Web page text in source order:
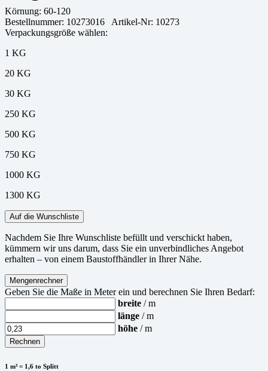
Körnung: 60-120
Bestellnummer: 10273016
Artikel-Nr: 10273
Verpackungsgröße wählen:
1 KG
20 KG
30 KG
250 KG
500 KG
750 KG
1000 KG
1300 KG
Auf die Wunschliste
Nachdem Sie Ihre Wunschliste befüllt und verschickt haben,
kümmern wir uns darum, dass Sie ein unverbindliches Angebot
erhalten – von einem Baustoffhändler in Ihrer Nähe.
Mengenrechner
Geben Sie die Maße in Meter ein und berechnen Sie Ihren Bedarf:
breite / m
länge / m
höhe / m
Rechnen
1 m³ = 1,6 to Splitt